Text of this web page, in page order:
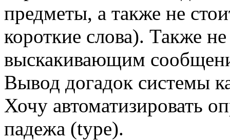
предметы, а также не
короткие слова). Также
выскакивающим
Вывод догадок системы
Хочу автоматизировать
падежа (type).